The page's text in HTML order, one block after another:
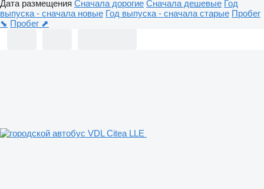
Дата размещения Сначала дорогие Сначала дешевые Год
выпуска - сначала новые Год выпуска - сначала старые Пробег
⬊ Пробег ⬈